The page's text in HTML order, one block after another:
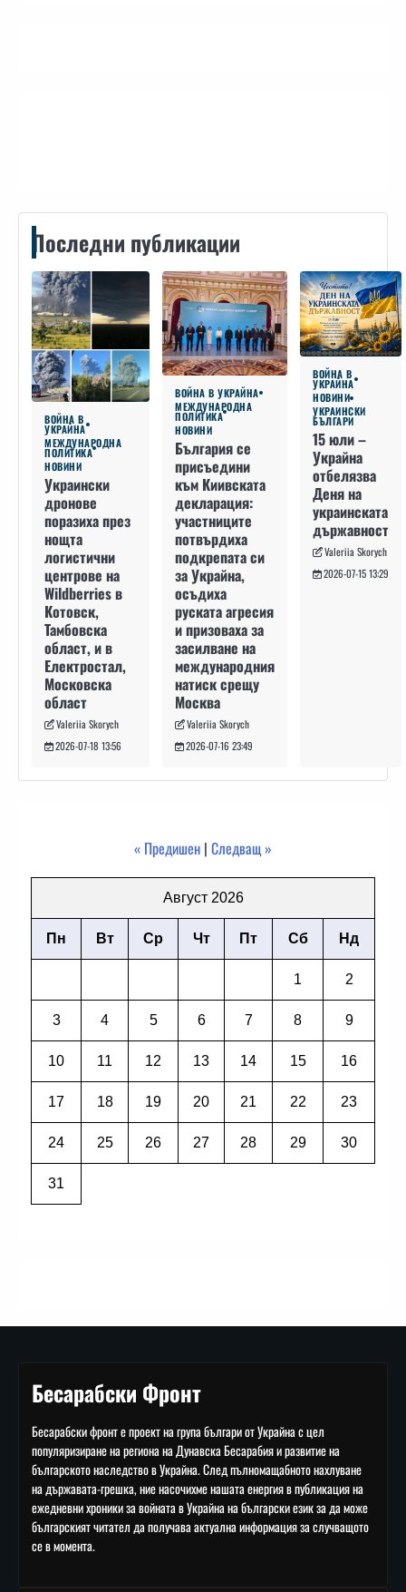
Последни публикации
ВОЙНА В
УКРАЙНА
МЕЖДУНАРОДНА
ПОЛИТИКА
НОВИНИ
Украински
дронове
поразиха през
нощта
логистични
центрове на
Wildberries в
Котовск,
Тамбовска
област, и в
Електростал,
Московска
област
Valeriia Skorych
2026-07-18 13:56
ВОЙНА В УКРАЙНА
МЕЖДУНАРОДНА
ПОЛИТИКА
НОВИНИ
България се
присъедини
към Киивската
декларация:
участниците
потвърдиха
подкрепата си
за Украйна,
осъдиха
руската агресия
и призоваха за
засилване на
международния
натиск срещу
Москва
Valeriia Skorych
2026-07-16 23:49
ВОЙНА В
УКРАЙНА
НОВИНИ
УКРАИНСКИ
БЪЛГАРИ
15 юли –
Украйна
отбелязва
Деня на
украинската
държавност
Valeriia Skorych
2026-07-15 13:29
« Предишен | Следващ »
Август 2026
Пн Вт Ср Чт Пт Сб Нд
1 2
3 4 5 6 7 8 9
10 11 12 13 14 15 16
17 18 19 20 21 22 23
24 25 26 27 28 29 30
31
Бесарабски Фронт
Бесарабски фронт е проект на група българи от Украйна с цел
популяризиране на региона на Дунавска Бесарабия и развитие на
българското наследство в Украйна. След пълномащабното нахлуване
на държавата-грешка, ние насочихме нашата енергия в публикация на
ежедневни хроники за войната в Украйна на български език за да може
българският читател да получава актуална информация за случващото
се в момента.